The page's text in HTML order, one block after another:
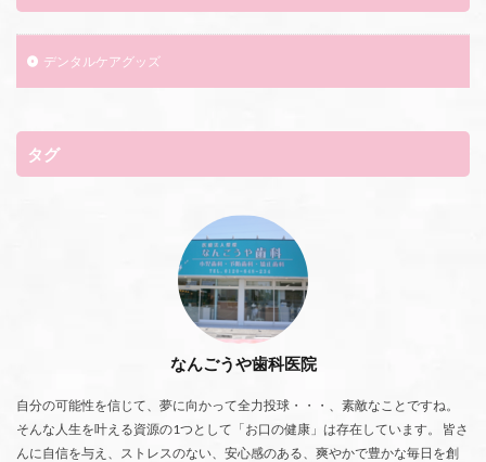
デンタルケアグッズ
タグ
なんごうや歯科医院
自分の可能性を信じて、夢に向かって全力投球・・・、素敵なことですね。
そんな人生を叶える資源の1つとして「お口の健康」は存在しています。 皆さ
んに自信を与え、ストレスのない、安心感のある、爽やかで豊かな毎日を創